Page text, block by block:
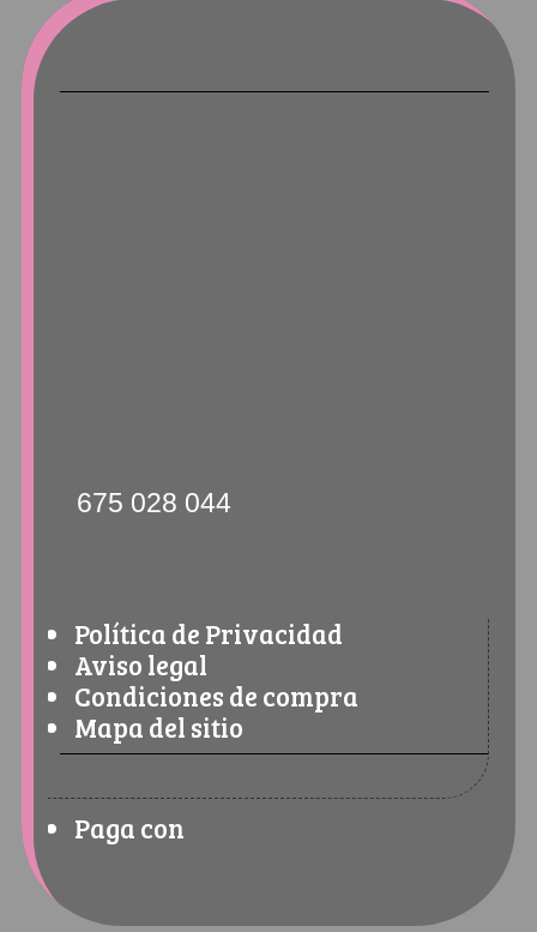
675 028 044
Política de Privacidad
Aviso legal
Condiciones de compra
Mapa del sitio
Paga con